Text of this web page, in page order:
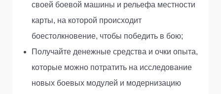
своей боевой машины и рельефа местности
карты, на которой происходит
боестолкновение, чтобы победить в бою;
Получайте денежные средства и очки опыта,
которые можно потратить на исследование
новых боевых модулей и модернизацию